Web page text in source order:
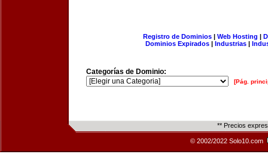
Registro de Dominios| Web Hosting |
Dominios Expirados | Industrias |
Categorías de Dominio:
[Pág.
** Precios
© 2002/2022 Solo10.com